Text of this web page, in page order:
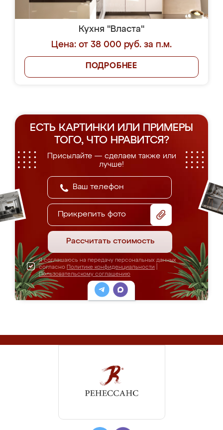
Кухня "Власта"
Цена: от 38 000 руб. за п.м.
ПОДРОБНЕЕ
ЕСТЬ КАРТИНКИ ИЛИ ПРИМЕРЫ
ТОГО, ЧТО НРАВИТСЯ?
Присылайте — сделаем также или
лучше!
Прикрепить фото
Рассчитать стоимость
Я соглашаюсь на передачу персональных данных
согласно Политике конфиденциальности
Пользовательскому соглашению